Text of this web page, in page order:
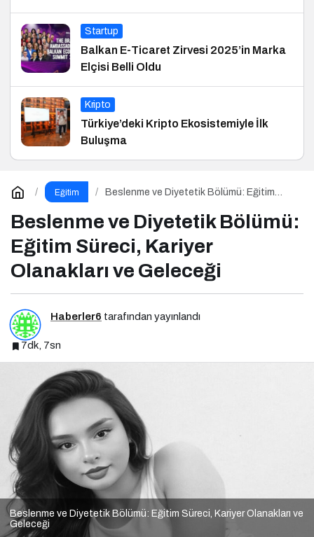
Startup
Balkan E-Ticaret Zirvesi 2025’in Marka
Elçisi Belli Oldu
Kripto
Türkiye’deki Kripto Ekosistemiyle İlk
Buluşma
Eğitim
Beslenme ve Diyetetik Bölümü: Eğitim
Beslenme ve Diyetetik Bölümü:
Eğitim Süreci, Kariyer
Olanakları ve Geleceği
Haberler6 tarafından yayınlandı
7dk, 7sn
Beslenme ve Diyetetik Bölümü: Eğitim Süreci, Kariyer Olanakları ve
Geleceği